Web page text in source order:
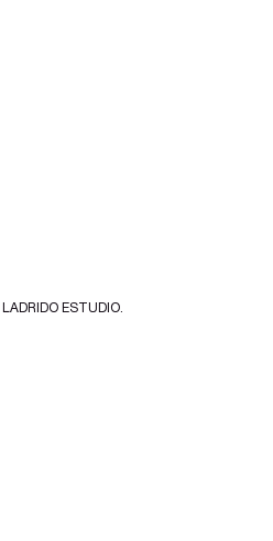
LADRIDO ESTUDIO